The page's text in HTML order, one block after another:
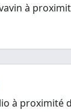
à
à proximité